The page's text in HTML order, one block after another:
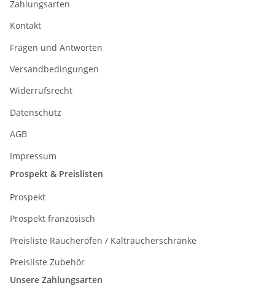
Zahlungsarten
Kontakt
Fragen und Antworten
Versandbedingungen
Widerrufsrecht
Datenschutz
AGB
Impressum
Prospekt & Preislisten
Prospekt
Prospekt französisch
Preisliste Räucheröfen / Kalträucherschränke
Preisliste Zubehör
Unsere Zahlungsarten